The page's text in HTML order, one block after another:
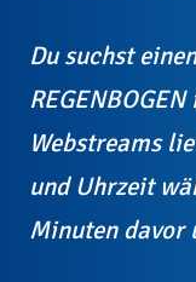
Du suchst
Webstreams
und Uhrzeit
Minuten davor